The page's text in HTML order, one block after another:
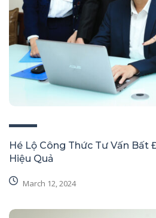
Hé Lộ Công Thức Tư Vấn Bất
Hiệu Quả
March 12, 2024